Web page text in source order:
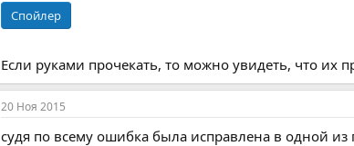
Спойлер
Если руками прочекать, то можно увидеть, что их
20 Ноя 2015
судя по всему ошибка была исправлена в одной